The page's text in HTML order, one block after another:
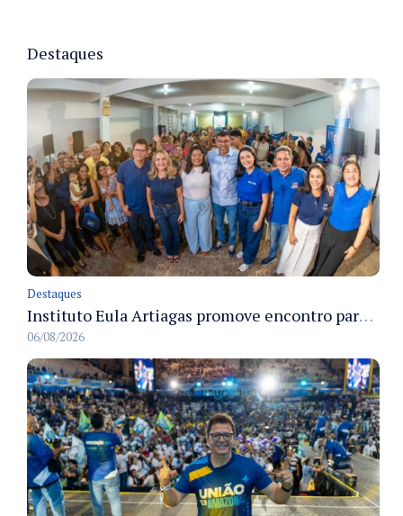
Destaques
Destaques
Instituto Eula Artiagas promove encontro para discutir melhorias para o bairro Petrópolis
06/08/2026